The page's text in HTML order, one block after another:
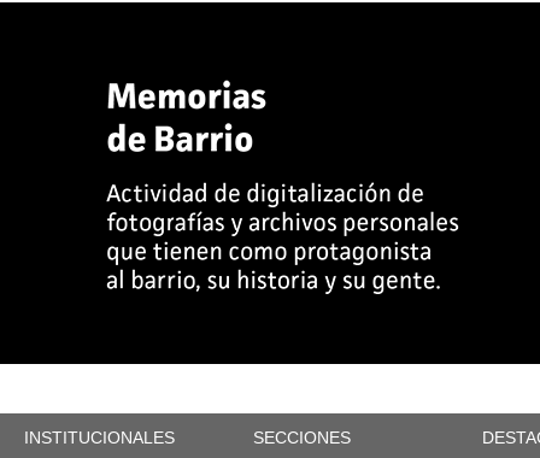
INSTITUCIONALES SECCIONES